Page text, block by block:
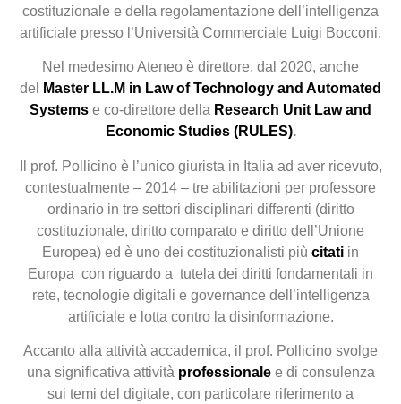
costituzionale e della regolamentazione dell’intelligenza
artificiale presso l’Università Commerciale Luigi Bocconi.
Nel medesimo Ateneo è direttore, dal 2020, anche
del
Master LL.M in Law of Technology and Automated
Systems e co-direttore della Research Unit Law and
Economic Studies (RULES).
Il prof. Pollicino è l’unico giurista in Italia ad aver ricevuto,
contestualmente – 2014 – tre abilitazioni per professore
ordinario in tre settori disciplinari differenti (diritto
costituzionale, diritto comparato e diritto dell’Unione
Europea) ed è uno dei costituzionalisti più citati in
Europa con riguardo a tutela dei diritti fondamentali in
rete, tecnologie digitali e governance dell’intelligenza
artificiale e lotta contro la disinformazione.
Accanto alla attività accademica, il prof. Pollicino svolge
una significativa attività professionalee di consulenza
sui temi del digitale, con particolare riferimento a